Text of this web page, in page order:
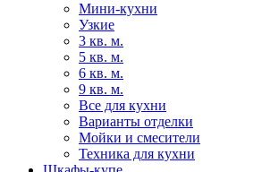
Мини-кухни
Узкие
3 кв. м.
5 кв. м.
6 кв. м.
9 кв. м.
Все для кухни
Варианты отделки
Мойки и смесители
Техника для кухни